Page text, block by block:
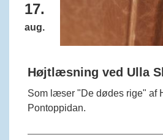
17.
aug.
Højtlæsning ved Ulla
Som læser "De dødes rige" af
Pontoppidan.